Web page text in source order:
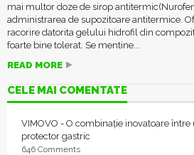
mai multor doze de sirop
administrarea de supozitoare antitermice.
racorire datorita gelului hidrofil din
foarte bine tolerat. Se mentine...
READ MORE
CELE MAI COMENTATE
VIMOVO - O combinație inovatoare
protector gastric
646 Comments